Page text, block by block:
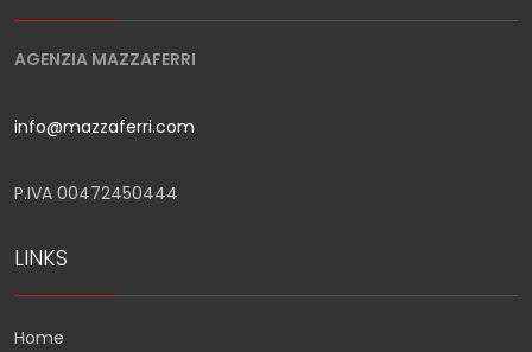
AGENZIA MAZZAFERRI
info@mazzaferri.com
P.IVA 00472450444
LINKS
Home